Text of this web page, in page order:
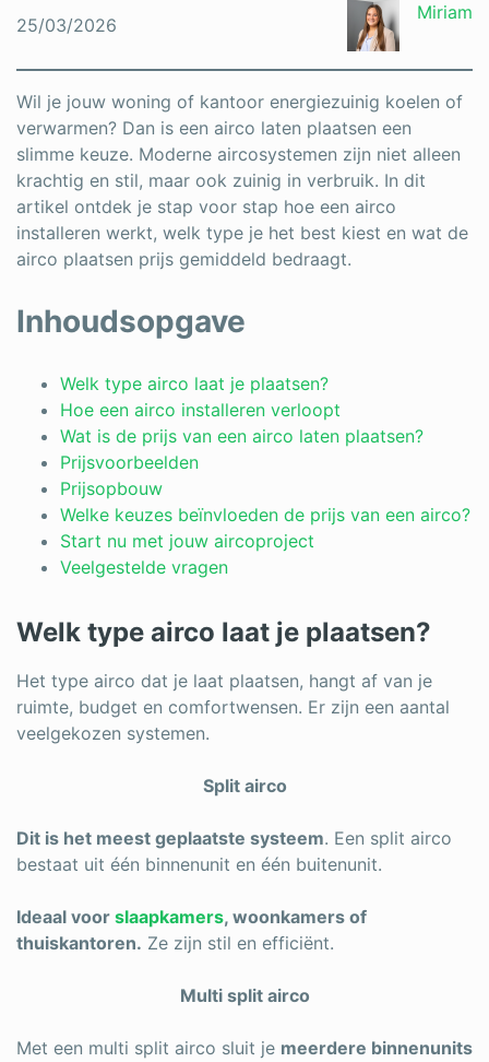
Vloeren
Vochtbestrijding
Warmtepomp
Zonnepanelen
Zonwering
Log in
25/03/2026
Miriam
Wil je jouw woning of kantoor energiezuinig koelen of
verwarmen? Dan is een airco laten plaatsen een
slimme keuze. Moderne aircosystemen zijn niet alleen
krachtig en stil, maar ook zuinig in verbruik. In dit
artikel ontdek je stap voor stap hoe een airco
installeren werkt, welk type je het best kiest en wat de
airco plaatsen prijs gemiddeld bedraagt.
Inhoudsopgave
Welk type airco laat je plaatsen?
Hoe een airco installeren verloopt
Wat is de prijs van een airco laten plaatsen?
Prijsvoorbeelden
Prijsopbouw
Welke keuzes beïnvloeden de prijs van een airco?
Start nu met jouw aircoproject
Veelgestelde vragen
Welk type airco laat je plaatsen?
Het type airco dat je laat plaatsen, hangt af van je
ruimte, budget en comfortwensen. Er zijn een aantal
veelgekozen systemen.
Split airco
Dit is het meest geplaatste systeem. Een split airco
bestaat uit één binnenunit en één buitenunit.
Ideaal voor slaapkamers, woonkamers of
thuiskantoren. Ze zijn stil en efficiënt.
Multi split airco
Met een multi split airco sluit je meerdere binnenunits